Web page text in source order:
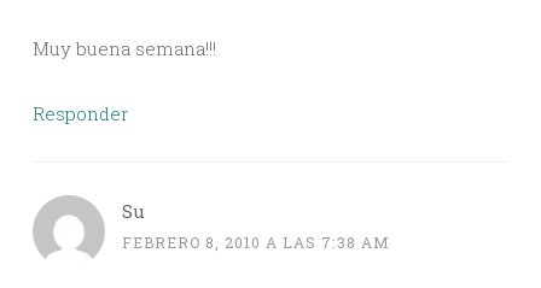
Muy buena semana!!!
Responder
Su
FEBRERO 8, 2010 A LAS 7:38 AM